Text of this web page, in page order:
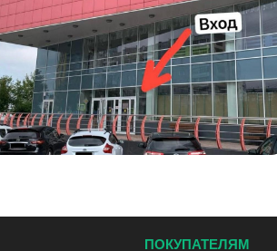
ПОКУПАТЕЛЯМ